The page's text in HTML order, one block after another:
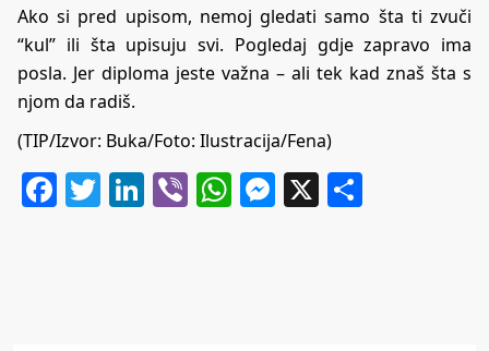
Ako si pred upisom, nemoj gledati samo šta ti zvuči
“kul” ili šta upisuju svi. Pogledaj gdje zapravo ima
posla. Jer diploma jeste važna – ali tek kad znaš šta s
njom da radiš.
(TIP/Izvor: Buka/Foto: Ilustracija/Fena)
Facebook
Twitter
LinkedIn
ViberWhatsApp
Messenger
X